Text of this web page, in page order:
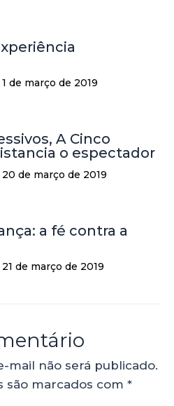
1 de março de 2019
A Cinco
o espectador
20 de março de 2019
a fé contra a
21 de março de 2019
mail não será publicado.
são marcados com *